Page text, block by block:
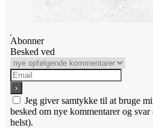
Abonner
Besked ved
Jeg giver samtykke til at bruge
besked om nye kommentarer og
helst).